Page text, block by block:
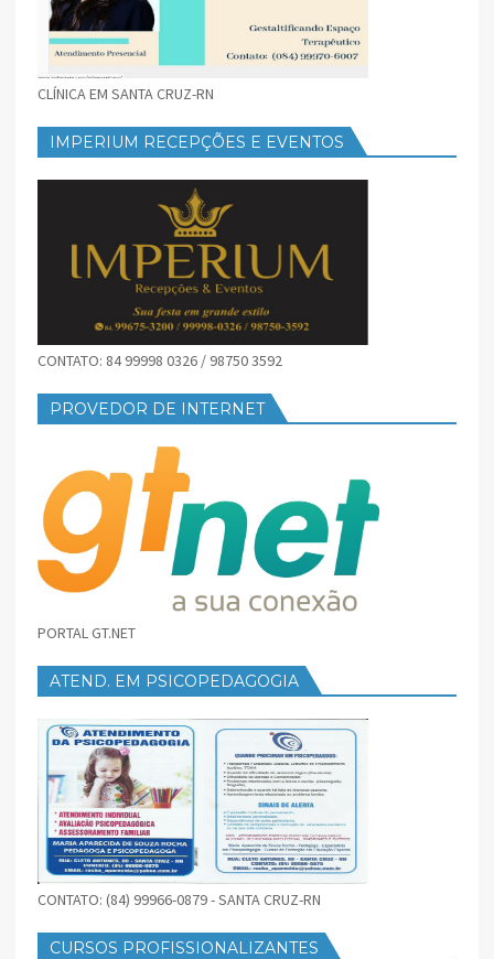
CLÍNICA EM SANTA CRUZ-RN
IMPERIUM RECEPÇÕES E EVENTOS
CONTATO: 84 99998 0326 / 98750 3592
PROVEDOR DE INTERNET
PORTAL GT.NET
ATEND. EM PSICOPEDAGOGIA
CONTATO: (84) 99966-0879 - SANTA CRUZ-RN
CURSOS PROFISSIONALIZANTES